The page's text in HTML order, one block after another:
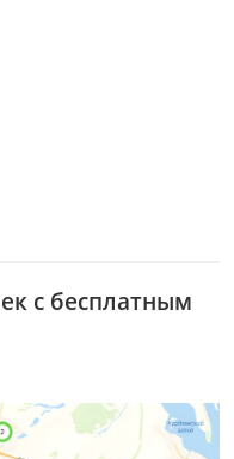
с бесплатным